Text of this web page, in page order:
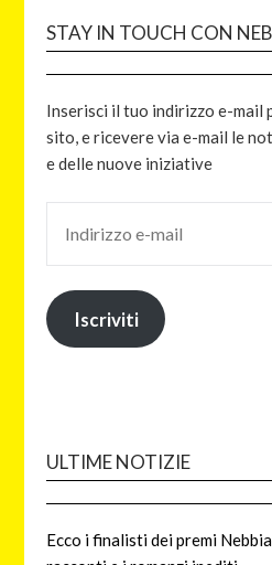
STAY IN TOUCH CON
Inserisci il tuo indirizzo e-mail
sito, e ricevere via e-mail le
e delle nuove iniziative
Iscriviti
ULTIME NOTIZIE
Ecco i finalisti dei premi